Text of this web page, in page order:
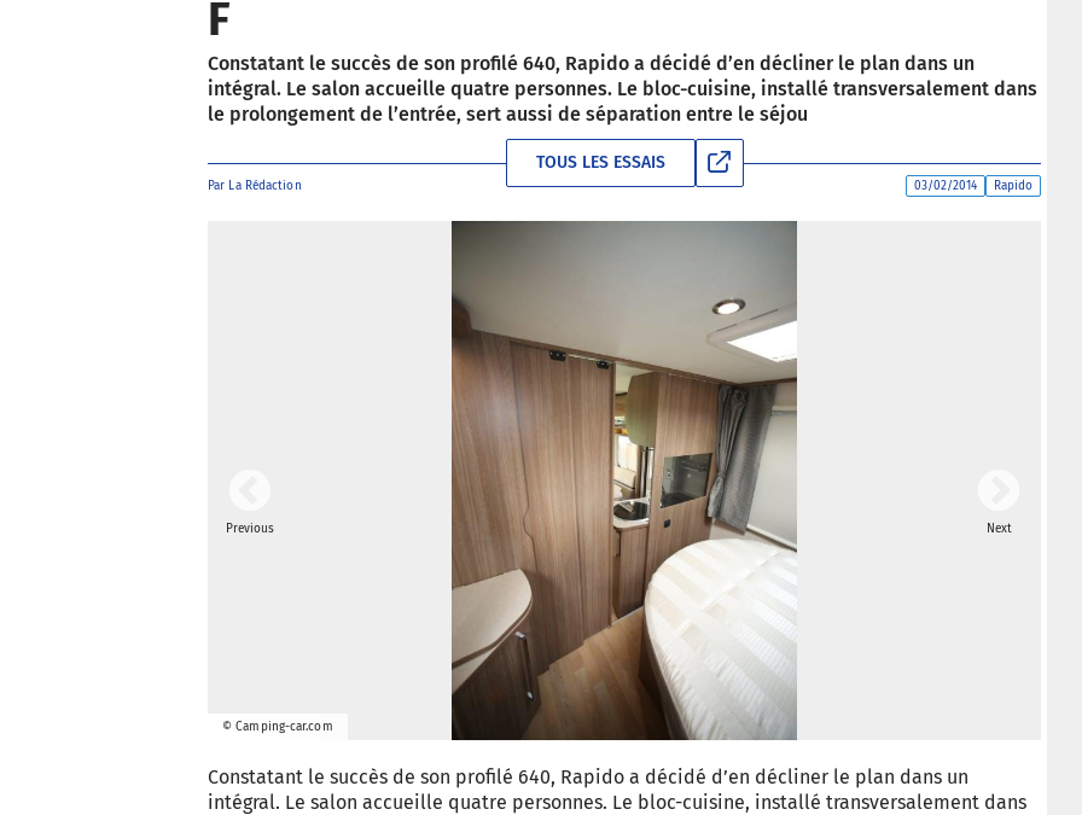
F
Constatant le succès de son profilé 640, Rapido a décidé d’en décliner le plan dans un
intégral. Le salon accueille quatre personnes. Le bloc-cuisine, installé transversalement dans
le prolongement de l’entrée, sert aussi de séparation entre le séjou
TOUS LES ESSAIS
Par La Rédaction 03/02/2014 Rapido
Previous
© Camping-car.com
Next
Constatant le succès de son profilé 640, Rapido a décidé d’en décliner le plan dans un
intégral. Le salon accueille quatre personnes. Le bloc-cuisine, installé transversalement dans